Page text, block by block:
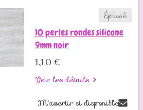
Épuisé
10 perles rondes silicone
9mm noir
1,10 €
Voir les détails
M'avertir si disponible